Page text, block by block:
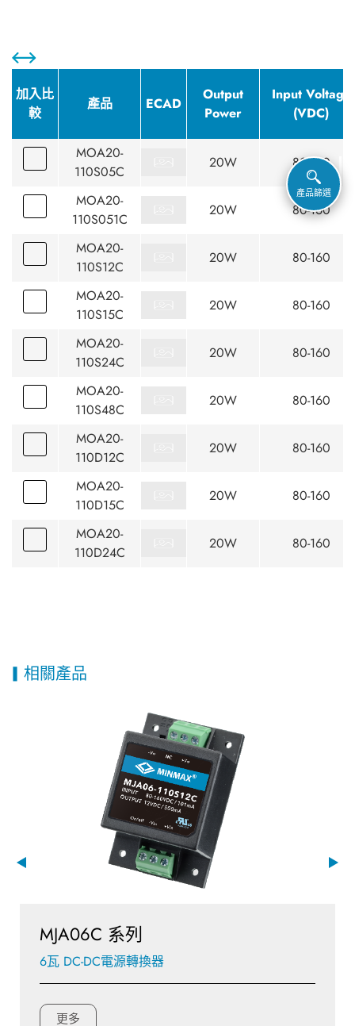
加入比
較
產品 ECAD
Output
Power
Input Voltage
(VDC)
MOA20-
110S05C
20W 80-160
MOA20-
110S051C
20W 80-160
MOA20-
110S12C
20W 80-160
MOA20-
110S15C
20W 80-160
MOA20-
110S24C
20W 80-160
MOA20-
110S48C
20W 80-160
MOA20-
110D12C
20W 80-160
MOA20-
110D15C
20W 80-160
MOA20-
110D24C
20W 80-160
相關產品
MJA06C 系列
6瓦 DC-DC電源轉換器
更多
產品篩選